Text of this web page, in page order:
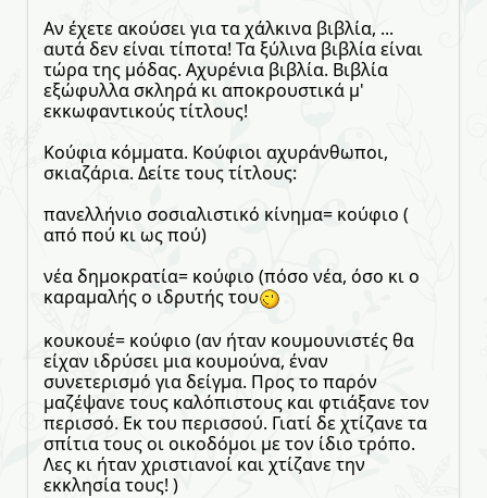
Αν έχετε ακούσει για τα χάλκινα βιβλία, ...
αυτά δεν είναι τίποτα! Τα ξύλινα βιβλία είναι
τώρα της μόδας. Αχυρένια βιβλία. Βιβλία
εξώφυλλα σκληρά κι αποκρουστικά μ'
εκκωφαντικούς τίτλους!
Κούφια κόμματα. Κούφιοι αχυράνθωποι,
σκιαζάρια. Δείτε τους τίτλους:
πανελλήνιο σοσιαλιστικό κίνημα= κούφιο (
από πού κι ως πού)
νέα δημοκρατία= κούφιο (πόσο νέα, όσο κι ο
καραμαλής ο ιδρυτής του
κουκουέ= κούφιο (αν ήταν κουμουνιστές θα
είχαν ιδρύσει μια κουμούνα, έναν
συνετερισμό για δείγμα. Προς το παρόν
μαζέψανε τους καλόπιστους και φτιάξανε τον
περισσό. Εκ του περισσού. Γιατί δε χτίζανε τα
σπίτια τους οι οικοδόμοι με τον ίδιο τρόπο.
Λες κι ήταν χριστιανοί και χτίζανε την
εκκλησία τους! )